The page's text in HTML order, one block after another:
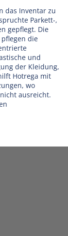
das Inventar zu
Parkett-,
gepflegt. Die
die
und
der Kleidung,
Hotrega mit
wo
ausreicht.